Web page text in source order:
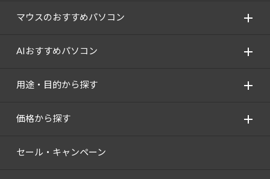
マウスのおすすめパソコン
AIおすすめパソコン
用途・目的から探す
価格から探す
セール・キャンペーン